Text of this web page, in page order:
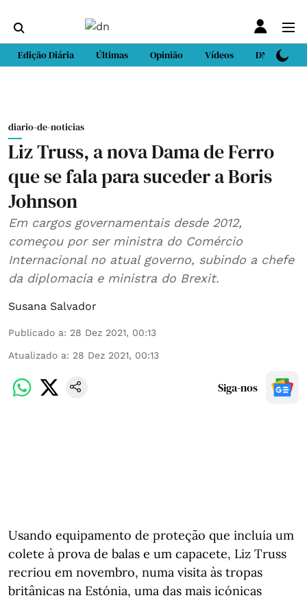
Edição Diária Últimas Opinião Vídeos DN Sport
diario-de-noticias
Liz Truss, a nova Dama de Ferro
que se fala para suceder a Boris
Johnson
Em cargos governamentais desde 2012,
começou por ser ministra do Comércio
Internacional no atual governo, subindo a chefe
da diplomacia e ministra do Brexit.
Susana Salvador
Publicado a: 28 Dez 2021, 00:13
Atualizado a: 28 Dez 2021, 00:13
Siga-nos
Usando equipamento de proteção que incluía um
colete à prova de balas e um capacete, Liz Truss
recriou em novembro, numa visita às tropas
britânicas na Estónia, uma das mais icónicas